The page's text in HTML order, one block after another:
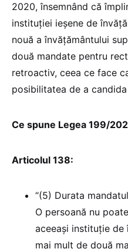
2020, însemnând că
instituției ieșene de
nouă a învățământului
două mandate pentru
retroactiv, ceea ce face
posibilitatea de a
Ce spune Legea 199/
Articolul 138:
“(5) Durata
O persoană nu
aceeași instituție de
mai mult de două